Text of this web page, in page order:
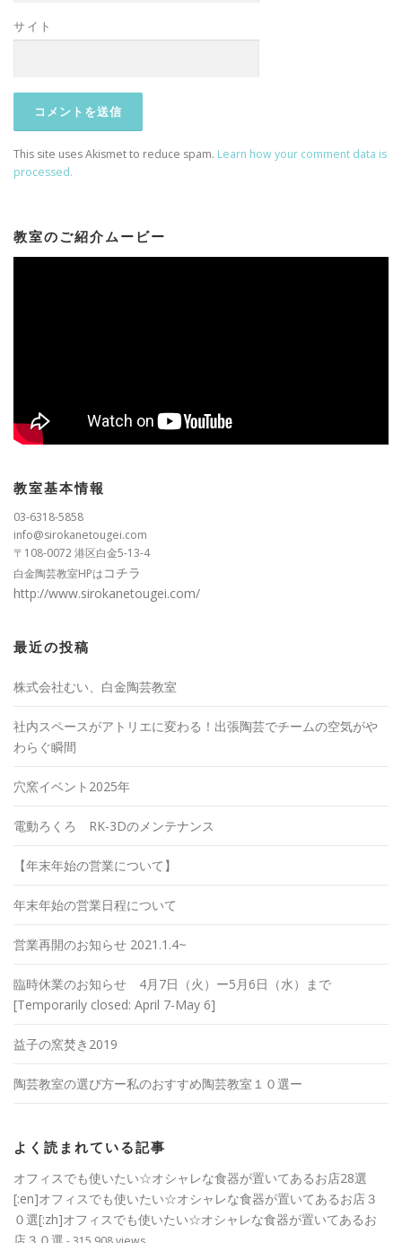
サイト
This site uses Akismet to reduce spam. Learn how your comment data is
processed.
教室のご紹介ムービー
教室基本情報
03-6318-5858
info@sirokanetougei.com
〒108-0072 港区白金5-13-4
白金陶芸教室HPはコチラ
http://www.sirokanetougei.com/
最近の投稿
株式会社むい、白金陶芸教室
社内スペースがアトリエに変わる！出張陶芸でチームの空気がや
わらぐ瞬間
穴窯イベント2025年
電動ろくろ RK-3Dのメンテナンス
【年末年始の営業について】
年末年始の営業日程について
営業再開のお知らせ 2021.1.4~
臨時休業のお知らせ 4月7日（火）ー5月6日（水）まで
[Temporarily closed: April 7-May 6]
益子の窯焚き2019
陶芸教室の選び方ー私のおすすめ陶芸教室１０選ー
よく読まれている記事
オフィスでも使いたい☆オシャレな食器が置いてあるお店28選
[:en]オフィスでも使いたい☆オシャレな食器が置いてあるお店３
０選[:zh]オフィスでも使いたい☆オシャレな食器が置いてあるお